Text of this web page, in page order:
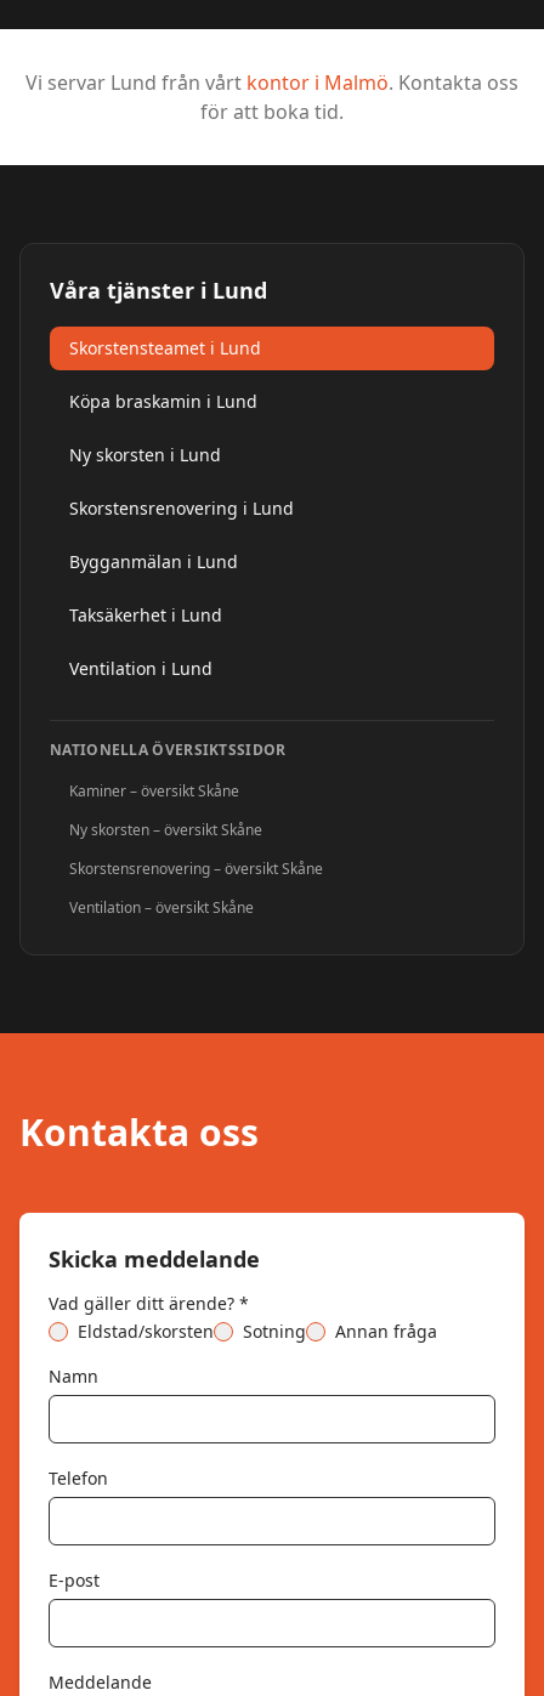
Vi servar Lund från vårt kontor i Malmö. Kontakta oss
för att boka tid.
Våra tjänster i Lund
Skorstensteamet i Lund
Köpa braskamin i Lund
Ny skorsten i Lund
Skorstensrenovering i Lund
Bygganmälan i Lund
Taksäkerhet i Lund
Ventilation i Lund
NATIONELLA ÖVERSIKTSSIDOR
Kaminer – översikt Skåne
Ny skorsten – översikt Skåne
Skorstensrenovering – översikt Skåne
Ventilation – översikt Skåne
Kontakta oss
Skicka meddelande
Vad gäller ditt ärende? *
Eldstad/skorsten
Sotning
Annan fråga
Namn
Telefon
E-post
Meddelande